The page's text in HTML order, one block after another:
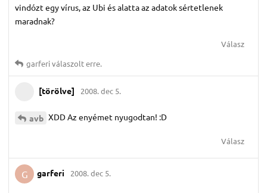
vindózt egy vírus, az Ubi és alatta az adatok sértetlenek
maradnak?
Válasz
garferiválaszolt erre.
[törölve] 2008. dec 5.
avb XDD Az enyémet nyugodtan! :D
Válasz
G garferi 2008. dec 5.